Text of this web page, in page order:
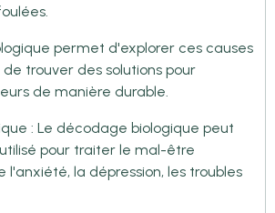
permet d'explorer ces causes
trouver des solutions pour
de manière durable.
: Le décodage biologique peut
pour traiter le mal-être
l'anxiété, la dépression, les troubles